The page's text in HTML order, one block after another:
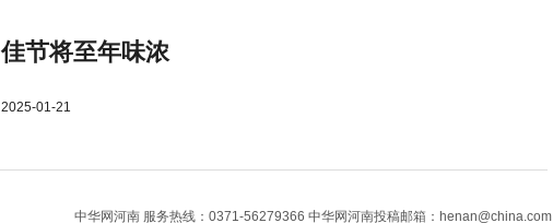
佳节将至年味浓
2025-01-21
中华网河南服务热线：0371-56279366 中华网河南投稿邮箱：henan@china.com